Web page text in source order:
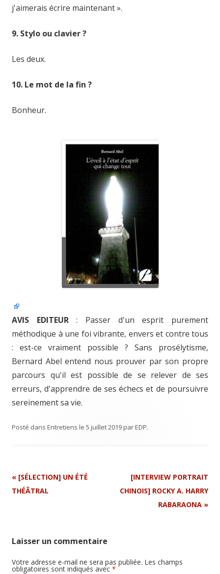
j'aimerais écrire maintenant ».
9. Stylo ou clavier ?
Les deux.
10. Le mot de la fin ?
Bonheur.
AVIS EDITEUR: Passer d'un esprit purement
méthodique à une foi vibrante, envers et contre tous
: est-ce vraiment possible ? Sans prosélytisme,
Bernard Abel entend nous prouver par son propre
parcours qu'il est possible de se relever de ses
erreurs, d'apprendre de ses échecs et de poursuivre
sereinement sa vie.
Posté dans Entretiens le 5 juillet 2019parEDP.
Navigation
Article
« [SÉLECTION] UN ÉTÉ
THÉÂTRAL
[INTERVIEW PORTRAIT
CHINOIS] ROCKY A. HARRY
RABARAONA »
Laisser un commentaire
Votre adresse e-mail ne sera pas publiée. Les champs
obligatoires sont indiqués avec *